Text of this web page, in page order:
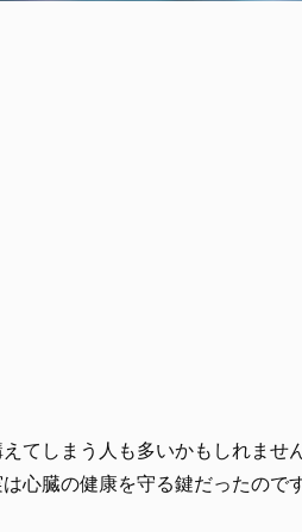
てしまう人も多いかもしれませ
心臓の健康を守る鍵だったのです